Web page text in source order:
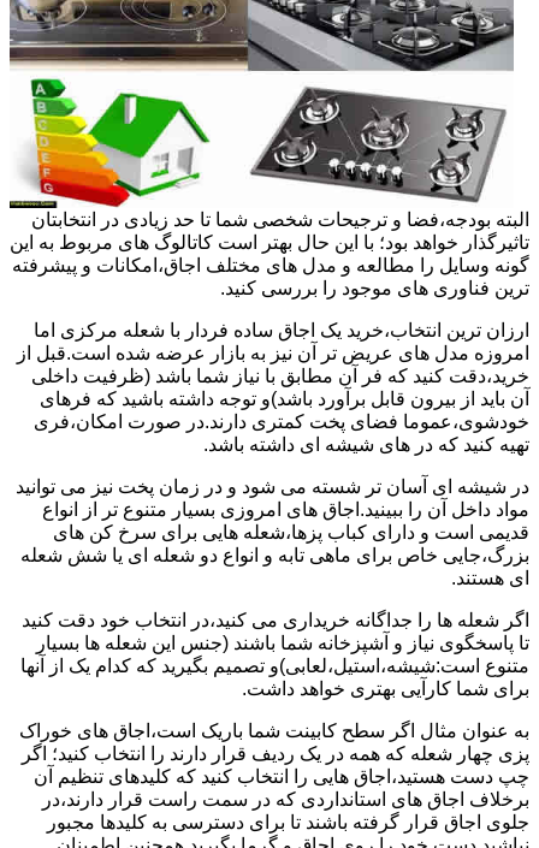
البته بودجه،فضا و ترجیحات شخصی شما تا حد زیادی در انتخابتان
تاثیرگذار خواهد بود؛ با این حال بهتر است کاتالوگ های مربوط به این
گونه وسایل را مطالعه و مدل های مختلف اجاق،امکانات و پیشرفته
ترین فناوری های موجود را بررسی کنید.
ارزان ترین انتخاب،خرید یک اجاق ساده فردار با شعله مرکزی اما
امروزه مدل های عریض تر آن نیز به بازار عرضه شده است.قبل از
خرید،دقت کنید که فر آن مطابق با نیاز شما باشد (ظرفیت داخلی
آن باید از بیرون قابل برآورد باشد)و توجه داشته باشید که فرهای
خودشوی،عموما فضای پخت کمتری دارند.در صورت امکان،فری
تهیه کنید که در های شیشه ای داشته باشد.
در شیشه ای آسان تر شسته می شود و در زمان پخت نیز می توانید
مواد داخل آن را ببینید.اجاق های امروزی بسیار متنوع تر از انواع
قدیمی است و دارای کباب پزها،شعله هایی برای سرخ کن های
بزرگ،جایی خاص برای ماهی تابه و انواع دو شعله ای یا شش شعله
ای هستند.
اگر شعله ها را جداگانه خریداری می کنید،در انتخاب خود دقت کنید
تا پاسخگوی نیاز و آشپزخانه شما باشند (جنس این شعله ها بسیار
متنوع است:شیشه،استیل،لعابی)و تصمیم بگیرید که کدام یک از آنها
برای شما کارآیی بهتری خواهد داشت.
به عنوان مثال اگر سطح کابینت شما باریک است،اجاق های خوراک
پزی چهار شعله که همه در یک ردیف قرار دارند را انتخاب کنید؛ اگر
چپ دست هستید،اجاق هایی را انتخاب کنید که کلیدهای تنظیم آن
برخلاف اجاق های استانداردی که در سمت راست قرار دارند،در
جلوی اجاق قرار گرفته باشند تا برای دسترسی به کلیدها مجبور